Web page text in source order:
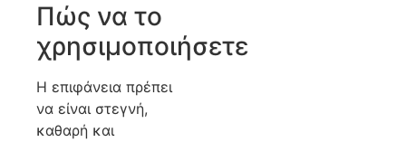
Πώς να το
χρησιμοποιήσετε
Η επιφάνεια πρέπει
να είναι στεγνή,
καθαρή και